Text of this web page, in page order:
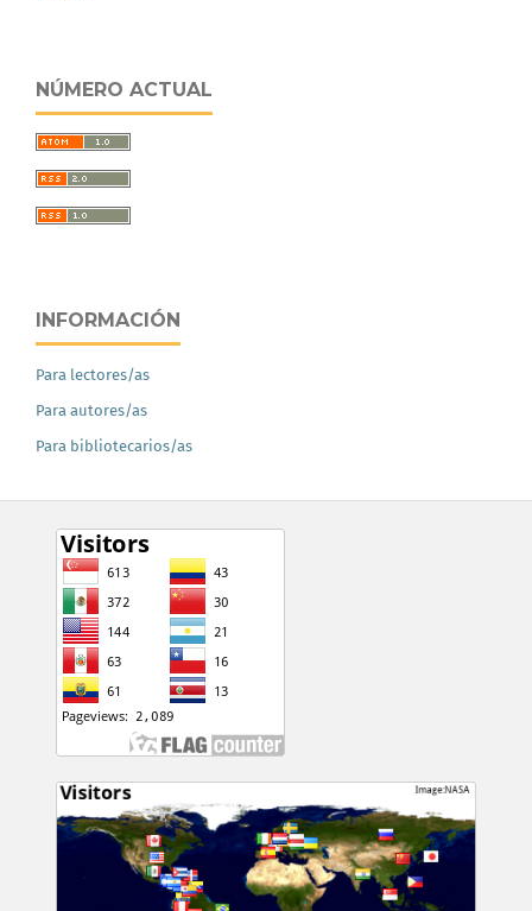
NÚMERO ACTUAL
INFORMACIÓN
Para lectores/as
Para autores/as
Para bibliotecarios/as